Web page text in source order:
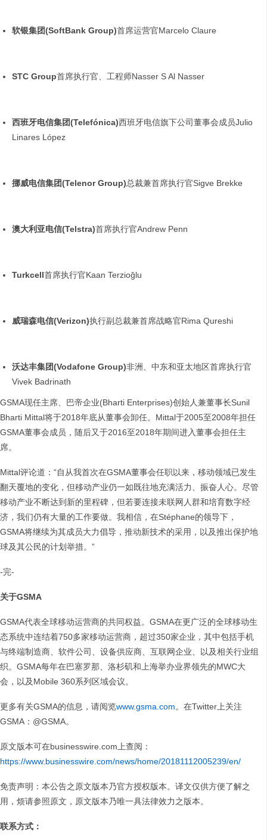
软银集团(SoftBank Group)首席运营官Marcelo Claure
STC Group首席执行官、工程师Nasser S Al Nasser
西班牙电信集团(Telefónica)西班牙电信旗下公司董事会成员Julio
Linares López
挪威电信集团(Telenor Group)总裁兼首席执行官Sigve Brekke
澳大利亚电信(Telstra)首席执行官Andrew Penn
Turkcell首席执行官Kaan Terzioğlu
威瑞森电信(Verizon)执行副总裁兼首席战略官Rima Qureshi
沃达丰集团(Vodafone Group)非洲、中东和亚太地区首席执行官
Vivek Badrinath
GSMA现任主席、巴帝企业(Bharti Enterprises)创始人兼董事长Sunil
Bharti Mittal将于2018年底从董事会卸任。Mittal于2005至2008年担任
GSMA董事会成员，随后又于2016至2018年期间进入董事会担任主
席。
Mittal评论道：“自从我首次在GSMA董事会任职以来，移动领域已发生
翻天覆地的变化，但移动产业仍一如既往地充满活力、振奋人心。尽管
移动产业不断达到新的里程碑，但若要连接未联网人群和培育数字经
济，我们仍有大量的工作要做。我相信，在Stéphane的领导下，
GSMA将继续为其成员大力倡导，推动新技术的采用，以及推出保护地
球及其公民的计划举措。”
-完-
关于GSMA
GSMA代表全球移动运营商的共同权益。GSMA在更广泛的全球移动生
态系统中连结着750多家移动运营商，超过350家企业，其中包括手机
与终端制造商、软件公司、设备供应商、互联网企业、以及相关行业组
织。GSMA每年在巴塞罗那、洛杉矶和上海举办业界领先的MWC大
会，以及Mobile 360系列区域会议。
更多有关GSMA的信息，请阅览www.gsma.com。在Twitter上关注
GSMA：@GSMA。
原文版本可在businesswire.com上查阅：
https://www.businesswire.com/news/home/20181112005239/en/
免责声明：本公告之原文版本乃官方授权版本。译文仅供方便了解之
用，烦请参照原文，原文版本乃唯一具法律效力之版本。
联系方式：